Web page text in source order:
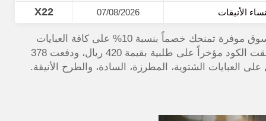
الأنيقات 07/08/2026
X22
استخدمي كود خصم ريفال 2026 (X22) الحصري لتجربة تسوق موفرة تمنحك خصماً بنسبة 10% على كافة العبايات
والإكسسوارات الفاخرة عبر موقع الكوبون الذهبي. لقد طبقت الكود مؤخراً على طلبية بقيمة 420 ريال، ودفعت 378